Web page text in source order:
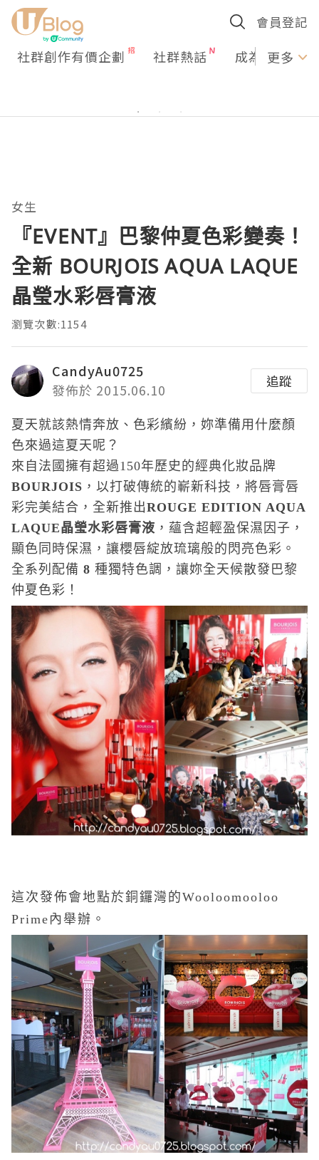
會員登記
社群創作有價企劃 社群熱話 成為U更多
女生
『EVENT』巴黎仲夏色彩變奏！
全新 BOURJOIS AQUA LAQUE
晶瑩水彩唇膏液
瀏覽次數:1154
CandyAu0725
發佈於 2015.06.10
追蹤
夏天就該熱情奔放、色彩繽紛，妳準備用什麼顏
色來過這夏天呢？
來自法國擁有超過150年歷史的經典化妝品牌
BOURJOIS ，以打破傳統的嶄新科技，將唇膏唇
彩完美結合，全新推出ROUGE EDITION AQUA
LAQUE晶瑩水彩唇膏液 ，蘊含超輕盈保濕因子，
顯色同時保濕，讓櫻唇綻放琉璃般的閃亮色彩。
全系列配備 8 種獨特色調，讓妳全天候散發巴黎
仲夏色彩！
這次發佈會地點於銅鑼灣的Wooloomooloo
Prime內舉辦。